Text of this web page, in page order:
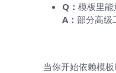
Q： 模板里能
A： 部分高级
当你开始依赖模